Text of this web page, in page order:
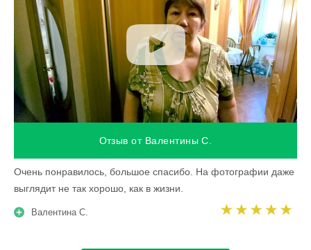
Отзыв от Валентины С.
Очень понравилось, большое спасибо. На фотографии даже
выглядит не так хорошо, как в жизни.
Валентина С.